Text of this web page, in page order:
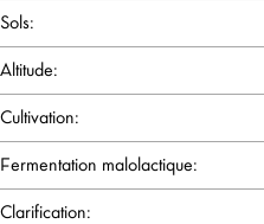
Sols:
Altitude:
Cultivation:
Fermentation malolactique:
Clarification: